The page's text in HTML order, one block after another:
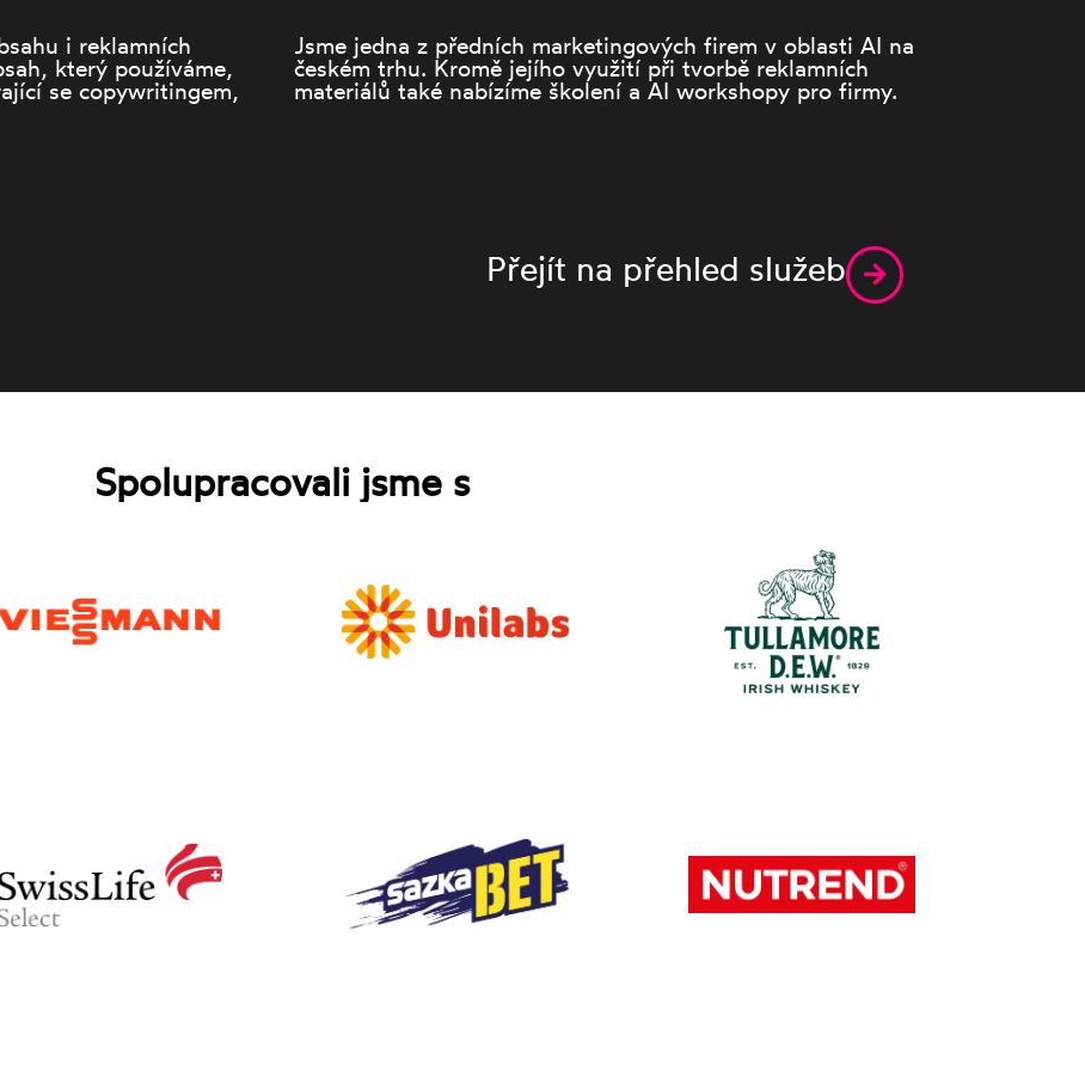
i reklamních
který používáme,
se copywritingem,
Jsme jedna z předních marketingových firem v oblasti AI na
českém trhu. Kromě jejího využití při tvorbě reklamních
materiálů také nabízíme školení a AI workshopy pro firmy.
Přejít na přehled služeb
Spolupracovali jsme s